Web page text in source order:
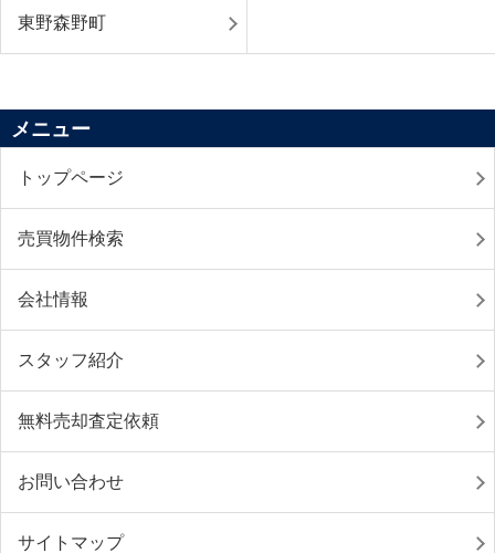
東野森野町
メニュー
トップページ
売買物件検索
会社情報
スタッフ紹介
無料売却査定依頼
お問い合わせ
サイトマップ